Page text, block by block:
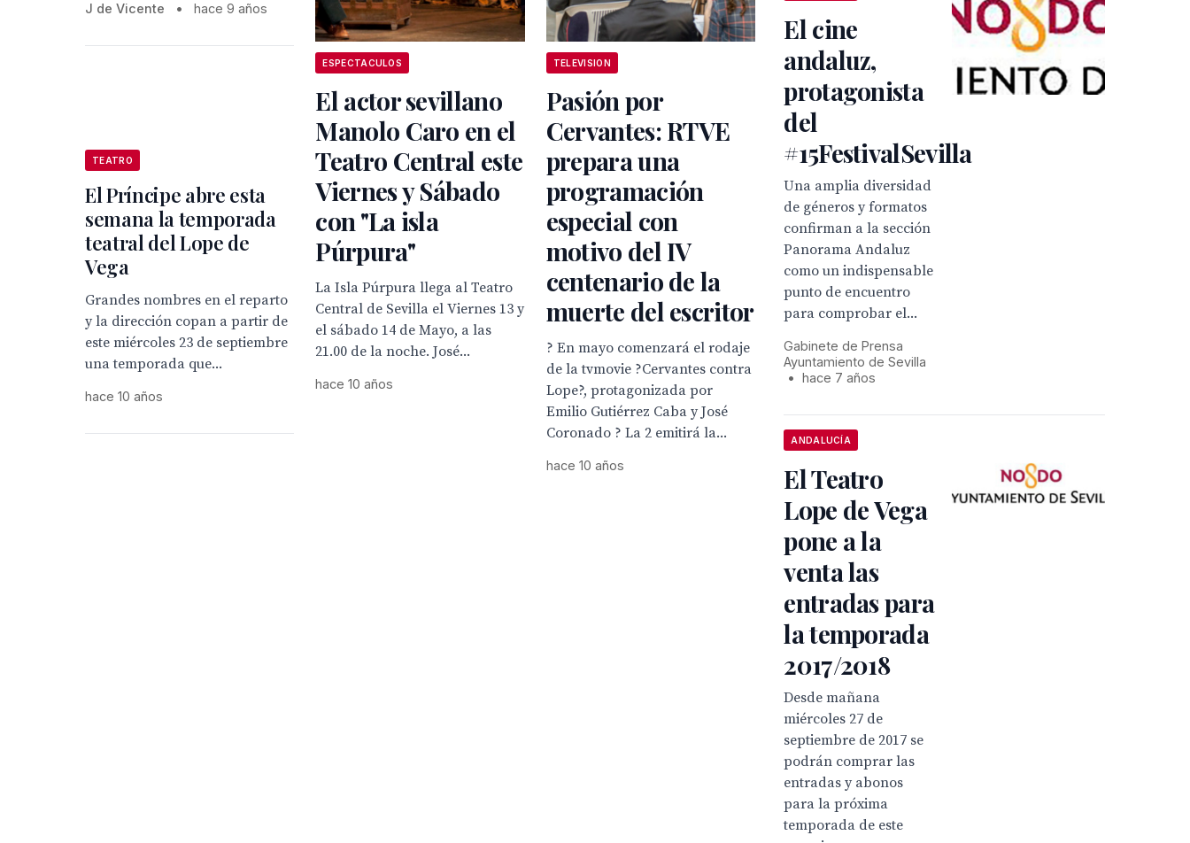
J de Vicente • hace 9 años
ESPECTACULOS
El actor sevillano
Manolo Caro en el
Teatro Central este
Viernes y Sábado
con "La isla
Púrpura"
La Isla Púrpura llega al Teatro
Central de Sevilla el Viernes 13 y
el sábado 14 de Mayo, a las
21.00 de la noche. José...
hace 10 años
TELEVISION
Pasión por
Cervantes: RTVE
prepara una
programación
especial con
motivo del IV
centenario de la
muerte del escritor
? En mayo comenzará el rodaje
de la tvmovie ?Cervantes contra
Lope?, protagonizada por
Emilio Gutiérrez Caba y José
Coronado ? La 2 emitirá la...
hace 10 años
TEATRO
El Príncipe abre esta
semana la temporada
teatral del Lope de
Vega
Grandes nombres en el reparto
y la dirección copan a partir de
este miércoles 23 de septiembre
una temporada que...
hace 10 años
El cine
andaluz,
protagonista
del
#15FestivalSevilla
Una amplia diversidad
de géneros y formatos
confirman a la sección
Panorama Andaluz
como un indispensable
punto de encuentro
para comprobar el...
Gabinete de Prensa
Ayuntamiento de Sevilla
•
hace 7 años
ANDALUCÍA
El Teatro
Lope de Vega
pone a la
venta las
entradas para
la temporada
2017/2018
Desde mañana
miércoles 27 de
septiembre de 2017 se
podrán comprar las
entradas y abonos
para la próxima
temporada de este